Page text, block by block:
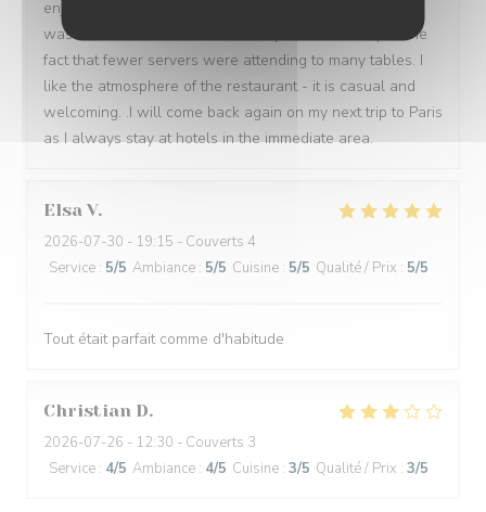
enjoyed my first time meal, I felt that the food this time
was even better. Service was very attentive, despite the
fact that fewer servers were attending to many tables. I
like the atmosphere of the restaurant - it is casual and
welcoming. .I will come back again on my next trip to Paris
as I always stay at hotels in the immediate area.
Elsa V
2026-07-30 - 19:15 - Couverts 4
Service : 5/5 Ambiance : 5/5 Cuisine : 5/5 Qualité / Prix : 5/5
Tout était parfait comme d'habitude
Christian D
2026-07-26 - 12:30 - Couverts 3
Service : 4/5 Ambiance : 4/5 Cuisine : 3/5 Qualité / Prix : 3/5